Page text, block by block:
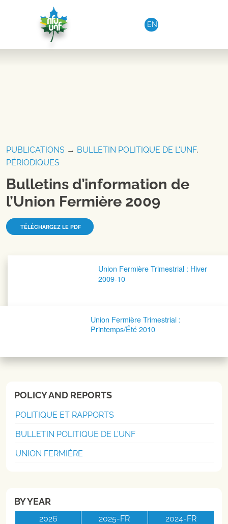
Aller au contenu
EN
PUBLICATIONS → BULLETIN POLITIQUE DE L'UNF,
PÉRIODIQUES
Bulletins d’information de
l’Union Fermière 2009
TÉLÉCHARGEZ LE PDF
Navigation postaleUnion Fermière Trimestrial : Hiver
2009-10
Union Fermière Trimestrial :
Printemps/Été 2010
POLICY AND REPORTS
POLITIQUE ET RAPPORTS
BULLETIN POLITIQUE DE L'UNF
UNION FERMIÈRE
BY YEAR
2026 2025-FR
2024-FR